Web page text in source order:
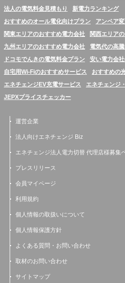
法人の電気料金見積もり
新電力ランキング
おすすめのオール電化向けプラン
アンペア
関東エリアのおすすめ電力会社
関西エリア
九州エリアのおすすめ電力会社
電気代の高
ドコモでんきの電気料金プラン
安い電力会
自宅用Wi-Fiのおすすめサービス
おすすめの
エネチェンジEV充電サービス
エネチェンジ
JEPXプライスチェッカー
運営企業
法人向けエネチェンジ Biz
エネチェンジ法人電力切替 代理店様募集
プレスリリース
会員マイページ
利用規約
個人情報の取扱いについて
個人情報保護方針
よくある質問・お問い合わせ
取材のお問い合わせ
サイトマップ